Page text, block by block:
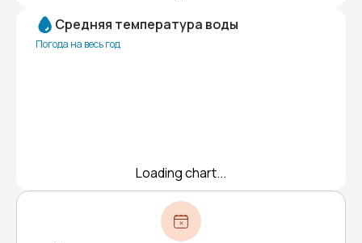
Средняя температура воды
Погода на весь год
Loading chart...